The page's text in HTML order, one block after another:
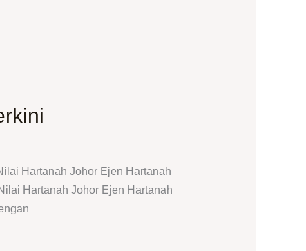
Hartanah Johor Ejen Hartanah
Hartanah Johor Ejen Hartanah